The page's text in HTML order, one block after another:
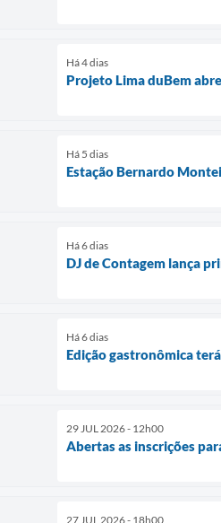
Há 4 dias
Projeto Lima duBem
Há 5 dias
Estação Bernardo
Há 6 dias
DJ de Contagem lança
Há 6 dias
Edição gastronômica
29 JUL 2026 - 12h00
Abertas as inscrições
27 JUL 2026 - 18h00